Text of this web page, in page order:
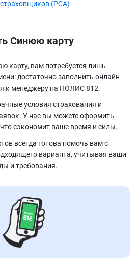
(РСА)
Синюю карту
карту, вам потребуется лишь
достаточно заполнить онлайн-
к менеджеру на ПОЛИС 812.
условия страхования и
У нас вы можете оформить
сэкономит ваше время и силы.
всегда готова помочь вам с
варианта, учитывая ваши
и требования.